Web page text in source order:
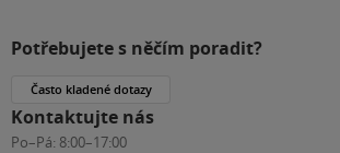
Potřebujete s něčím poradit?
Často kladené dotazy
Kontaktujte nás
Po–Pá: 8:00–17:00